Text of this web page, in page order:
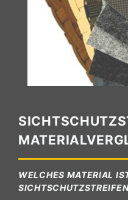
WELCHES MATERIAL